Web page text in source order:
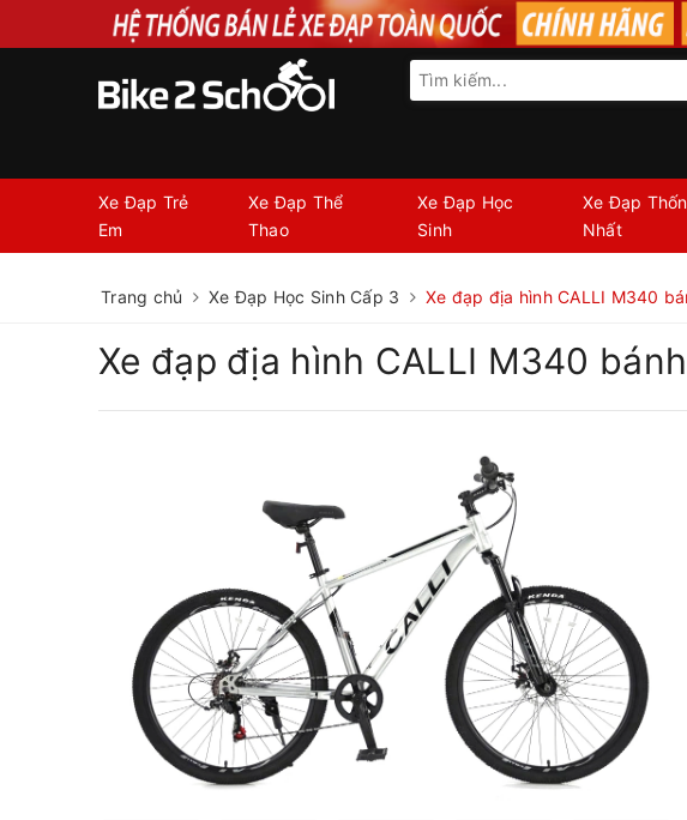
Xe Đạp Trẻ
Em
Xe Đạp Thể
Thao
Xe Đạp Học
Sinh
Xe Đạp
Nhất
Trang chủ Xe Đạp Học Sinh Cấp 3 Xe đạp địa hình CALLI M340
Xe đạp địa hình CALLI M340